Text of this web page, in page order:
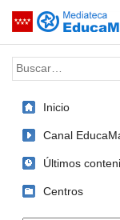
Saltar navegación
Palabra o frase:
Inicio
Canal
Últimos
Centros